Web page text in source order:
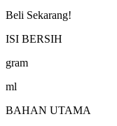
Beli Sekarang!
ISI BERSIH
gram
ml
BAHAN UTAMA